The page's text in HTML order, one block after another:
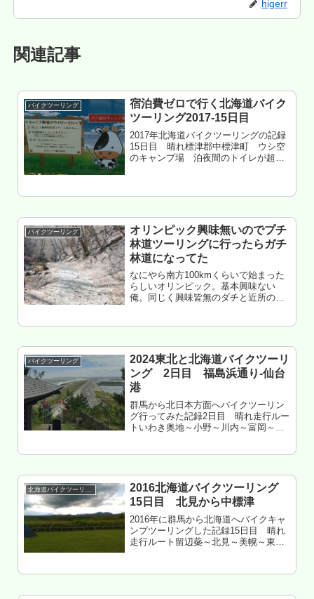
higerr
関連記事
バイクツーリング
宿泊費ゼロで行く北海道バイク
ツーリング2017-15日目
2017年北海道バイクツーリングの記録
15日目 晴れ標津郡中標津町 ウシ空
のキャンプ場 泊夜間のトイレが超遠
バイクツーリング
オリンピック興味無いのでプチ
林道ツーリングに行ったらガチ
林道になってた
なにやら南方100kmくらいで始まった
らしいオリンピック。基本興味ない
俺。同じく興味皆無のダチと近所の林
バイクツーリング
2024東北と北海道バイクツーリ
ング 2日目 福島浜通り-仙台
港
群馬から北日本方面へバイクツーリン
グ行ってみた記録2日目 晴れ走行ルー
トいわき奥地～小野～川内～富岡～大
北海道バイクツーリング
2016北海道バイクツーリング
15日目 北見から中標津
2016年に群馬から北海道へバイクキャ
ンプツーリングした記録15日目 晴れ
走行ルート留辺蘂～北見～美幌～東藻
セイコーマートの弁当が旨すぎた 訓子